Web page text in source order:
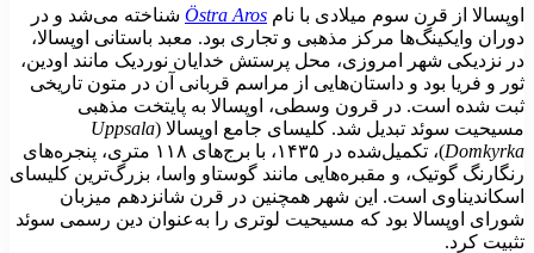
از قرن سوم میلادی با نامÖstra Arosشناخته می‌شد و در
وایکینگ‌ها مرکز مذهبی و تجاری بود. معبد باستانی اوپسالا،
نزدیکی شهر امروزی، محل پرستش خدایان نوردیک مانند اودین،
و فریا بود و داستان‌هایی از مراسم قربانی آن در متون تاریخی
شده است. در قرون وسطی، اوپسالا به پایتخت مذهبی
سوئد تبدیل شد. کلیسای جامع اوپسالا (Uppsala
)، تکمیل‌شده در ۱۴۳۵، با برج‌های ۱۱۸ متری، پنجره‌های
گوتیک، و مقبره‌هایی مانند گوستاو واسا، بزرگ‌ترین کلیسای
است. این شهر همچنین در قرن شانزدهم میزبان
اوپسالا بود که مسیحیت لوتری را به‌عنوان دین رسمی سوئد
کرد.